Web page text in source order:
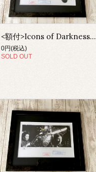
<額付>Icons of
0円(税込)
SOLD OUT